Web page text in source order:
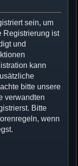
sein, um
Registrierung ist
und
kann
bitte unsere
verwandten
Bitte
wenn